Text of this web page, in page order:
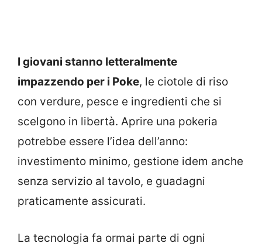
I giovani stanno letteralmente
impazzendo per i Poke, le ciotole di riso
con verdure, pesce e ingredienti che si
scelgono in libertà. Aprire una pokeria
potrebbe essere l’idea dell’anno:
investimento minimo, gestione idem anche
senza servizio al tavolo, e guadagni
praticamente assicurati.
La tecnologia fa ormai parte di ogni